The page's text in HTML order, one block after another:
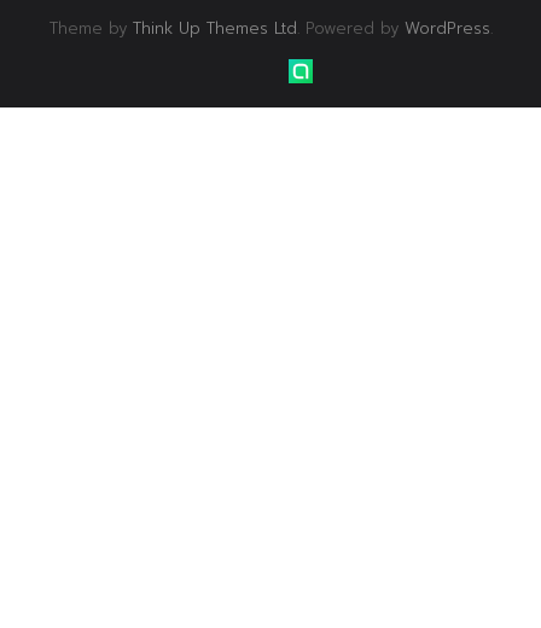
Theme by Think Up Themes Ltd. Powered by WordPress.